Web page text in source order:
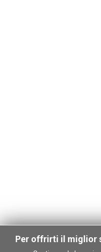
Per offrirti il miglior